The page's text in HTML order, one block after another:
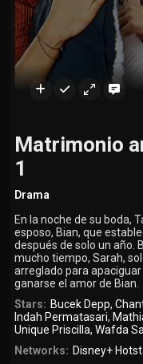
Matrimonio
1
Drama
En la noche de su boda,
esposo, Bian, que
después de solo un año.
mucho tiempo, Sarah,
arreglado para
ganarse el amor de Bian.
Stars: Bucek Depp,
Indah Permatasari,
Unique Priscilla,Wafda
Networks: Disney+